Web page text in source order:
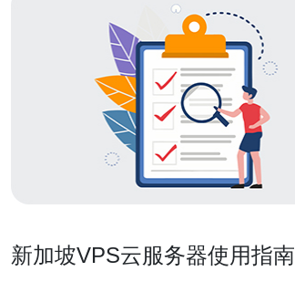
新加坡VPS云服务器使用指南